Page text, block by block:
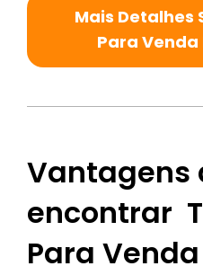
Mais Detalhes
Para Venda
Vantagens
encontrar
Para